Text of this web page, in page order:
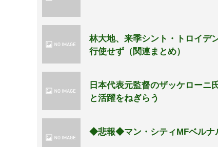
林大地、来季シント・トロイデ
行使せず（関連まとめ）
日本代表元監督のザッケロー
と活躍をねぎらう
◆悲報◆マン・シティMFベルナ